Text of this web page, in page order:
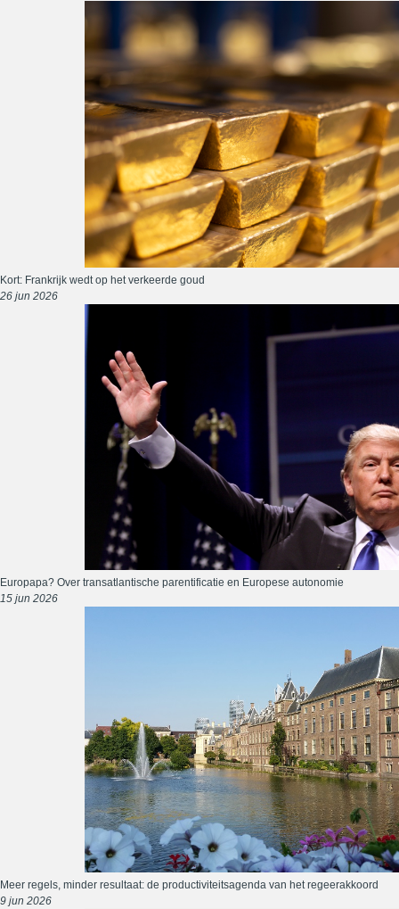
Kort: Frankrijk wedt op het verkeerde goud
26 jun 2026
Europapa? Over transatlantische parentificatie en Europese autonomie
15 jun 2026
Meer regels, minder resultaat: de productiviteitsagenda van het regeerakkoord
9 jun 2026